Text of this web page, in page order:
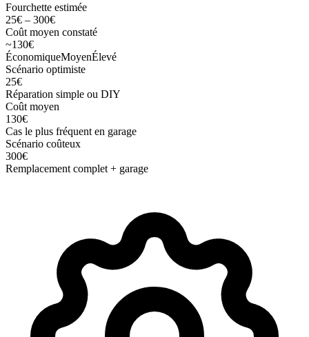
Fourchette estimée
25€ – 300€
Coût moyen constaté
~130€
ÉconomiqueMoyenÉlevé
Scénario optimiste
25€
Réparation simple ou DIY
Coût moyen
130€
Cas le plus fréquent en garage
Scénario coûteux
300€
Remplacement complet + garage